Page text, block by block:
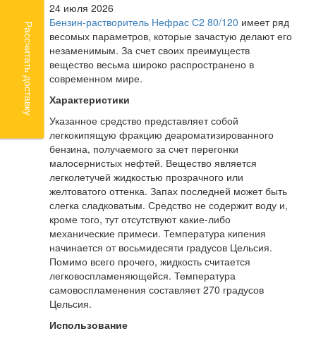
24 июля 2026
Бензин-растворитель Нефрас С2 80/120 имеет ряд
весомых параметров, которые зачастую делают его
незаменимым. За счет своих преимуществ
вещество весьма широко распространено в
современном мире.
Характеристики
Указанное средство представляет собой
легкокипящую фракцию деароматизированного
бензина, получаемого за счет перегонки
малосернистых нефтей. Вещество является
легколетучей жидкостью прозрачного или
желтоватого оттенка. Запах последней может быть
слегка сладковатым. Средство не содержит воду и,
кроме того, тут отсутствуют какие-либо
механические примеси. Температура кипения
начинается от восьмидесяти градусов Цельсия.
Помимо всего прочего, жидкость считается
легковоспламеняющейся. Температура
самовоспламенения составляет 270 градусов
Цельсия.
Использование
Рассчитать доставку